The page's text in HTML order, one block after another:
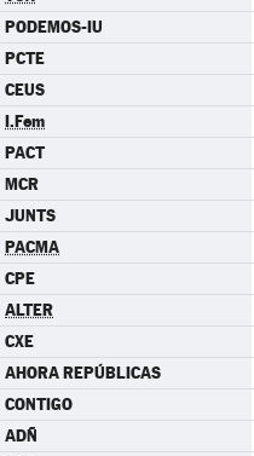
PODEMOS-IU
PCTE
CEUS
I.Fem
PACT
MCR
JUNTS
PACMA
CPE
ALTER
CXE
AHORA REPÚBLICAS
CONTIGO
ADÑ